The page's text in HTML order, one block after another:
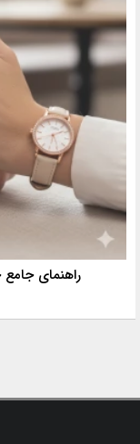
راهنمای